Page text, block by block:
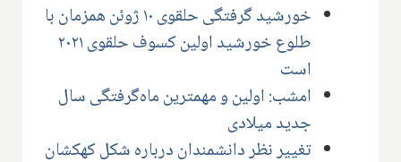
خورشید گرفتگی حلقوی ۱۰ ژوئن همزمان با
طلوع خورشید اولین کسوف حلقوی ۲۰۲۱
است
امشب: اولین و مهمترین ماه‌گرفتگی سال
جدید میلادی
تغییر نظر دانشمندان درباره شکل کهکشان